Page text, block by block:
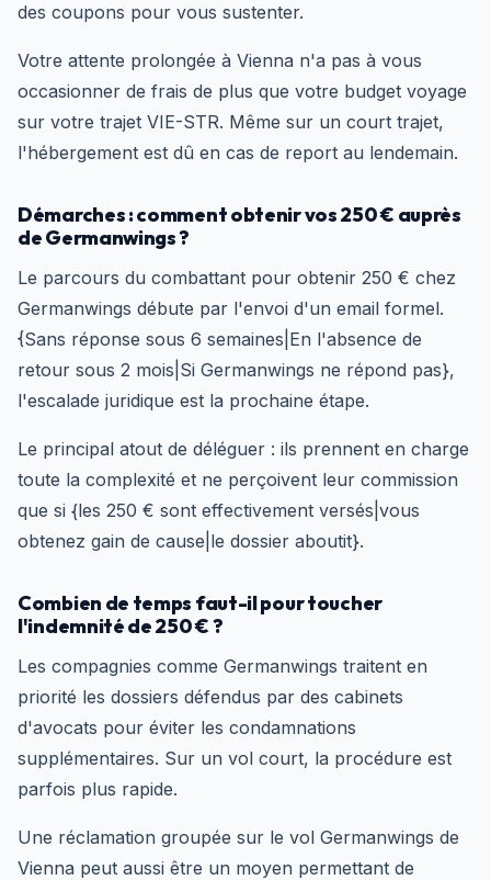
des coupons pour vous sustenter.
Votre attente prolongée à Vienna n'a pas à vous
occasionner de frais de plus que votre budget voyage
sur votre trajet VIE-STR. Même sur un court trajet,
l'hébergement est dû en cas de report au lendemain.
Démarches : comment obtenir vos 250 € auprès
de Germanwings ?
Le parcours du combattant pour obtenir 250 € chez
Germanwings débute par l'envoi d'un email formel.
{Sans réponse sous 6 semaines|En l'absence de
retour sous 2 mois|Si Germanwings ne répond pas},
l'escalade juridique est la prochaine étape.
Le principal atout de déléguer : ils prennent en charge
toute la complexité et ne perçoivent leur commission
que si {les 250 € sont effectivement versés|vous
obtenez gain de cause|le dossier aboutit}.
Combien de temps faut-il pour toucher
l'indemnité de 250 € ?
Les compagnies comme Germanwings traitent en
priorité les dossiers défendus par des cabinets
d'avocats pour éviter les condamnations
supplémentaires. Sur un vol court, la procédure est
parfois plus rapide.
Une réclamation groupée sur le vol Germanwings de
Vienna peut aussi être un moyen permettant de